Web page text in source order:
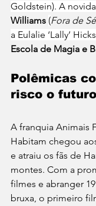
Goldstein). A
Williams (Fora de
a Eulalie ‘Lally’
Escola de Magia e
Polêmicas
risco o
A franquia Animais
Habitam chegou
e atraiu os fãs de
montes. Com a
filmes e abranger
bruxa, o primeiro